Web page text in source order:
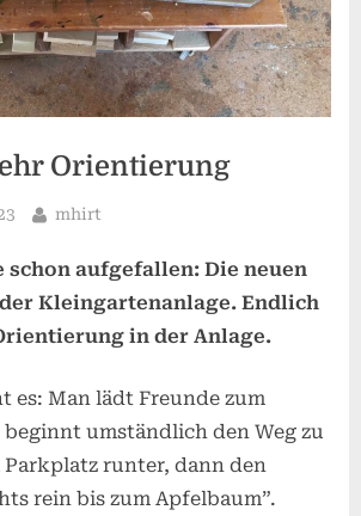
Orientierung
By
mhirt
schon aufgefallen: Die neuen
Kleingartenanlage. Endlich
in der Anlage.
es: Man lädt Freunde zum
umständlich den Weg zu
Parkplatz runter, dann den
rein bis zum Apfelbaum”.